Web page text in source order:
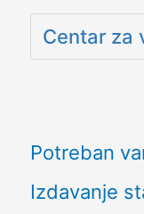
Centar za
Potreban
Izdavanje